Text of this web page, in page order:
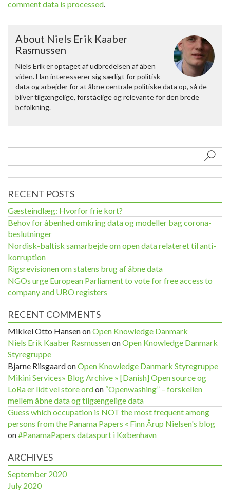
comment data is processed.
About Niels Erik Kaaber
Rasmussen
Niels Erik er optaget af udbredelsen af åben
viden. Han interesserer sig særligt for politisk
data og arbejder for at åbne centrale politiske data op, så de
bliver tilgængelige, forståelige og relevante for den brede
befolkning.
RECENT POSTS
Gæsteindlæg: Hvorfor frie kort?
Behov for åbenhed omkring data og modeller bag corona-
beslutninger
Nordisk-baltisk samarbejde om open data relateret til anti-
korruption
Rigsrevisionen om statens brug af åbne data
NGOs urge European Parliament to vote for free access to
company and UBO registers
RECENT COMMENTS
Mikkel Otto HansenonOpen Knowledge Danmark
Niels Erik Kaaber RasmussenonOpen Knowledge Danmark
Styregruppe
Bjarne RiisgaardonOpen Knowledge Danmark Styregruppe
Mikini Services» Blog Archive » [Danish] Open source og
LoRa er lidt vel store ordon “Openwashing” – forskellen
mellem åbne data og tilgængelige data
Guess which occupation is NOT the most frequent among
persons from the Panama Papers « Finn Årup Nielsen's blog
on#PanamaPapers dataspurt i København
ARCHIVES
September 2020
July 2020